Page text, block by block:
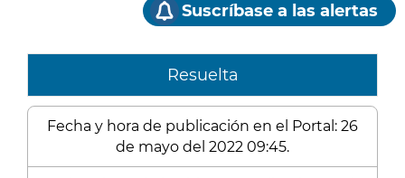
Suscríbase a las alertas
Resuelta
Fecha y hora de publicación en el Portal: 26
de mayo del 2022 09:45.